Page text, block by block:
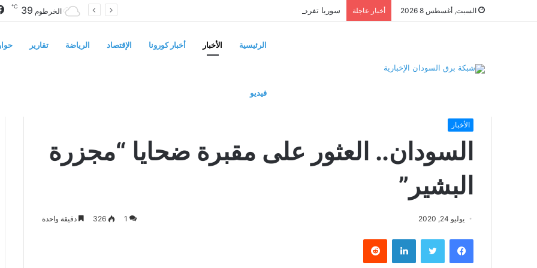
السبت, أغسطس 8 2026 أخبار عاجلة الخرطوم 39
℃
الرئيسية الأخبار أخبار كورونا الإقتصاد الرياضة تقارير
فيديو
السودان.. العثور على مقبرة ضحايا “مجزرة البشير”
الأخبار
السودان.. العثور على مقبرة ضحايا “مجزرة
البشير”
يوليو 24, 2020 1
326 دقيقة واحدة
فيسبوك تويتر لينكدإن